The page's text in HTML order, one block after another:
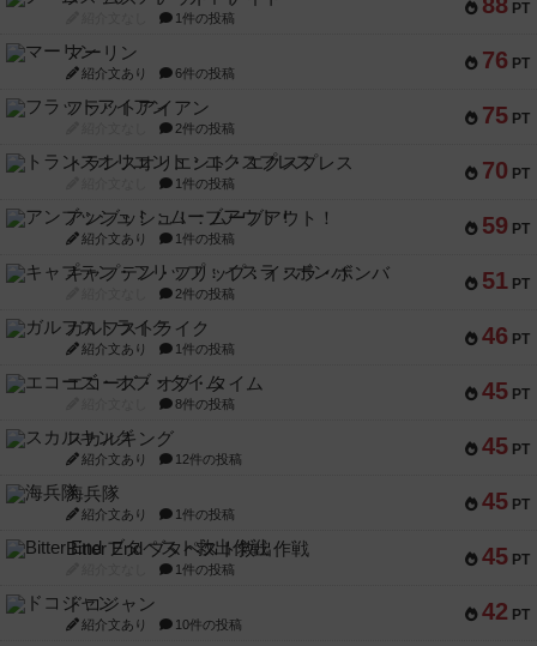
PT
1件の投稿
76 PT
マーリン
紹介文あり 6件の投稿
75 PT
フラットアイアン
2件の投稿
70 PT
トランスオリエント・エクスプレス
1件の投稿
59 PT
アンブッシュ！：ムーブアウト！
紹介文あり 1件の投稿
51 PT
キャプテン・フリップ：イスラ・ボンバ
2件の投稿
46 PT
ガルフストライク
紹介文あり 1件の投稿
45 PT
エコーズ・オブ・タイム
8件の投稿
45 PT
スカルキング
紹介文あり 12件の投稿
45 PT
海兵隊
紹介文あり 1件の投稿
45 PT
Bitter End ブタペスト救出作戦
1件の投稿
42 PT
ドコジャン
紹介文あり 10件の投稿